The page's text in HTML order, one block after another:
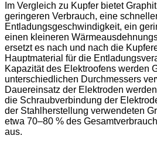
Im Vergleich zu Kupfer bietet
geringeren Verbrauch, eine
Entladungsgeschwindigkeit, ein
einen kleineren
ersetzt es nach und nach die
Hauptmaterial für die
Kapazität des Elektroofens werden
unterschiedlichen Durchmessers
Dauereinsatz der Elektroden
die Schraubverbindung der
der Stahlherstellung verwendeten
etwa 70–80 % des
aus.